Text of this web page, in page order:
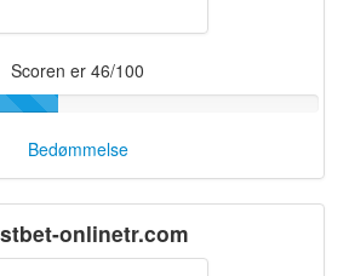
Scoren er 46/100
Bedømmelse
onlinetr.com